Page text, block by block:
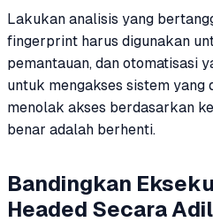
Lakukan analisis yang
fingerprint harus digunakan
pemantauan, dan otomatisasi
untuk mengakses sistem yang
menolak akses berdasarkan
benar adalah berhenti.
Bandingkan
Headed Secara Adil